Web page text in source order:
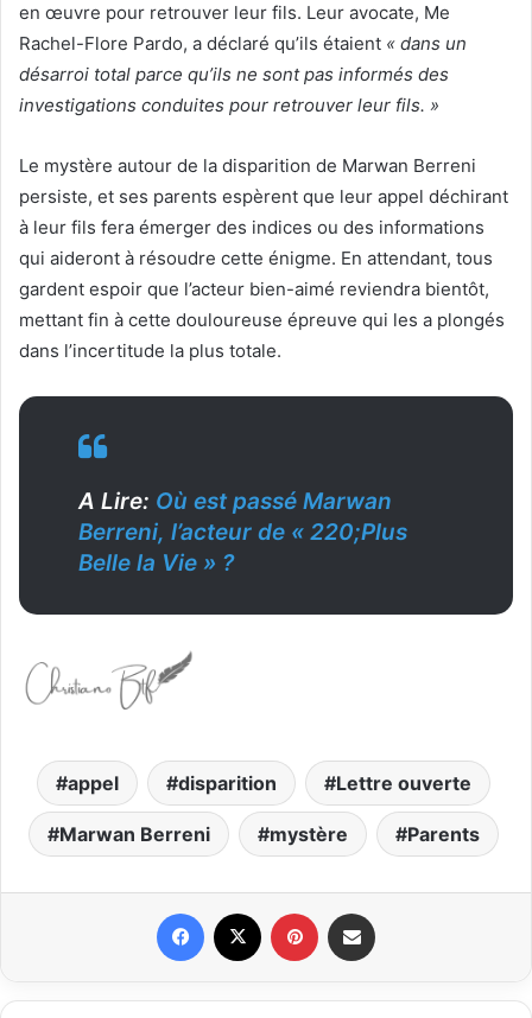
en œuvre pour retrouver leur fils. Leur avocate, Me
Rachel-Flore Pardo, a déclaré qu’ils étaient « dans un
désarroi total parce qu’ils ne sont pas informés des
investigations conduites pour retrouver leur fils. »
Le mystère autour de la disparition de Marwan Berreni
persiste, et ses parents espèrent que leur appel déchirant
à leur fils fera émerger des indices ou des informations
qui aideront à résoudre cette énigme. En attendant, tous
gardent espoir que l’acteur bien-aimé reviendra bientôt,
mettant fin à cette douloureuse épreuve qui les a plongés
dans l’incertitude la plus totale.
A Lire: Où est passé Marwan
Berreni, l’acteur de « 220;Plus
Belle la Vie » ?
appel disparition Lettre ouverte
Marwan Berreni mystère Parents